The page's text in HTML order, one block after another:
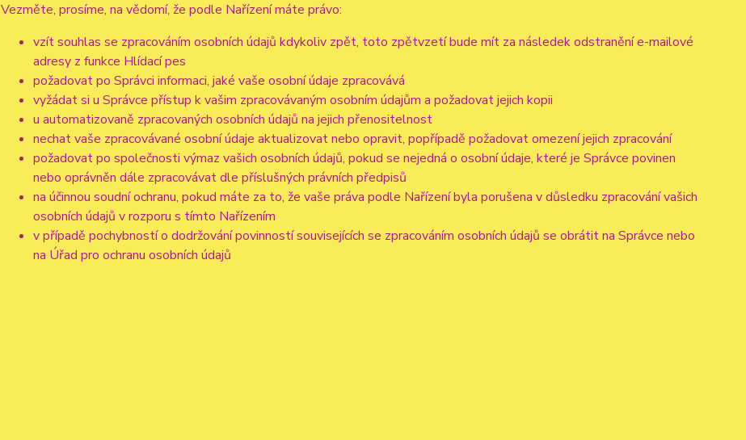
Vezměte, prosíme, na vědomí, že podle Nařízení máte právo:
vzít souhlas se zpracováním osobních údajů kdykoliv zpět, toto zpětvzetí bude mít za následek odstranění e-mailové
adresy z funkce Hlídací pes
požadovat po Správci informaci, jaké vaše osobní údaje zpracovává
vyžádat si u Správce přístup k vašim zpracovávaným osobním údajům a požadovat jejich kopii
u automatizovaně zpracovaných osobních údajů na jejich přenositelnost
nechat vaše zpracovávané osobní údaje aktualizovat nebo opravit, popřípadě požadovat omezení jejich zpracování
požadovat po společnosti výmaz vašich osobních údajů, pokud se nejedná o osobní údaje, které je Správce povinen
nebo oprávněn dále zpracovávat dle příslušných právních předpisů
na účinnou soudní ochranu, pokud máte za to, že vaše práva podle Nařízení byla porušena v důsledku zpracování vašich
osobních údajů v rozporu s tímto Nařízením
v případě pochybností o dodržování povinností souvisejících se zpracováním osobních údajů se obrátit na Správce nebo
na Úřad pro ochranu osobních údajů